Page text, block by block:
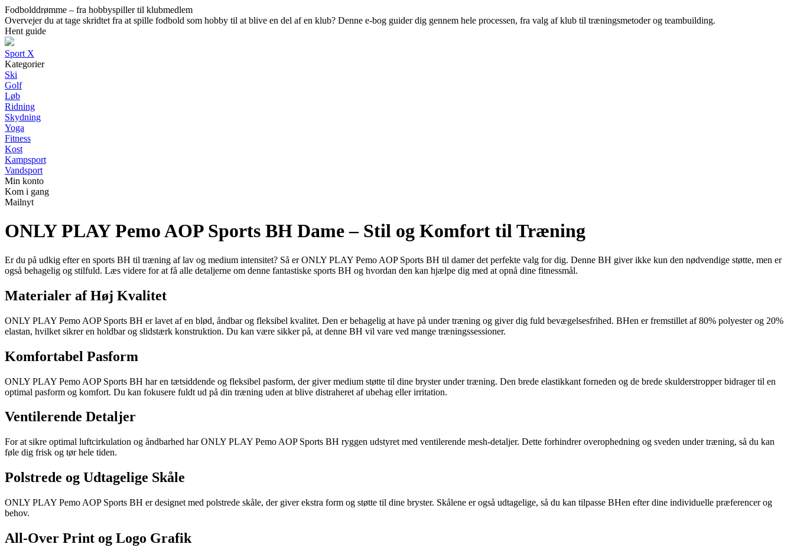
Fodbolddrømme – fra hobbyspiller til klubmedlem
Overvejer du at tage skridtet fra at spille fodbold som hobby til at blive en del af en klub? Denne e-bog guider dig gennem hele processen, fra valg af klub til træningsmetoder og teambuilding.
Hent guide
Sport X
Kategorier
Ski
Golf
Løb
Ridning
Skydning
Yoga
Fitness
Kost
Kampsport
Vandsport
Min konto
Kom i gang
Mailnyt
ONLY PLAY Pemo AOP Sports BH Dame – Stil og Komfort til Træning
Er du på udkig efter en sports BH til træning af lav og medium intensitet? Så er ONLY PLAY Pemo AOP Sports BH til damer det perfekte valg for dig. Denne BH giver ikke kun den nødvendige støtte, men er
også behagelig og stilfuld. Læs videre for at få alle detaljerne om denne fantastiske sports BH og hvordan den kan hjælpe dig med at opnå dine fitnessmål.
Materialer af Høj Kvalitet
ONLY PLAY Pemo AOP Sports BH er lavet af en blød, åndbar og fleksibel kvalitet. Den er behagelig at have på under træning og giver dig fuld bevægelsesfrihed. BHen er fremstillet af 80% polyester og 20%
elastan, hvilket sikrer en holdbar og slidstærk konstruktion. Du kan være sikker på, at denne BH vil vare ved mange træningssessioner.
Komfortabel Pasform
ONLY PLAY Pemo AOP Sports BH har en tætsiddende og fleksibel pasform, der giver medium støtte til dine bryster under træning. Den brede elastikkant forneden og de brede skulderstropper bidrager til en
optimal pasform og komfort. Du kan fokusere fuldt ud på din træning uden at blive distraheret af ubehag eller irritation.
Ventilerende Detaljer
For at sikre optimal luftcirkulation og åndbarhed har ONLY PLAY Pemo AOP Sports BH ryggen udstyret med ventilerende mesh-detaljer. Dette forhindrer overophedning og sveden under træning, så du kan
føle dig frisk og tør hele tiden.
Polstrede og Udtagelige Skåle
ONLY PLAY Pemo AOP Sports BH er designet med polstrede skåle, der giver ekstra form og støtte til dine bryster. Skålene er også udtagelige, så du kan tilpasse BHen efter dine individuelle præferencer og
behov.
All-Over Print og Logo Grafik